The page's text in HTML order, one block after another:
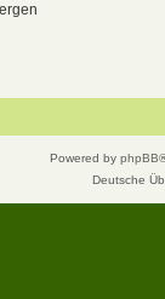
Powered by phpBB
Deutsche